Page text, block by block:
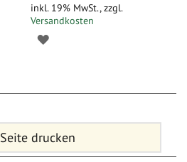
inkl. 19% MwSt.,zzgl.
Versandkosten
Seite drucken